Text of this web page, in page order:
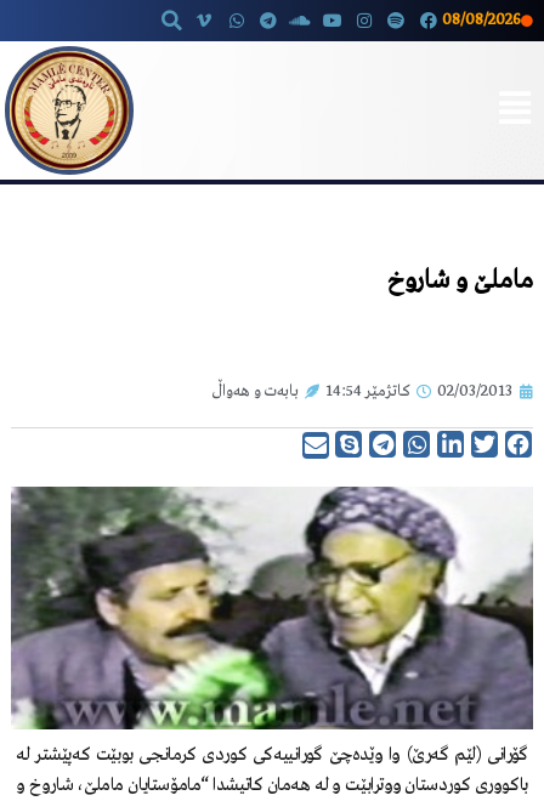
08/08/2026
ماملێ و شاروخ
02/03/2013 کاتژمێر 14:54 بابەت و هەواڵ
گۆرانی (لێم گەرێ) وا وێدەچێ گورانییەکی کوردی کرمانجی بوبێت کەپێشتر لە
باکووری کوردستان ووترابێت و لە هەمان کاتیشدا “مامۆستایان ماملێ، شاروخ و